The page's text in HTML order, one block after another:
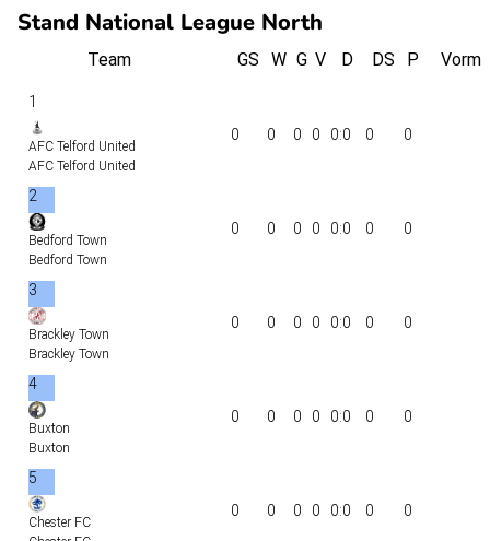
Stand National League North
Team GS W G V D DS P Vorm
1
AFC Telford United
AFC Telford United
0 0 0 0 0:0 0 0
2
Bedford Town
Bedford Town
0 0 0 0 0:0 0 0
3
Brackley Town
Brackley Town
0 0 0 0 0:0 0 0
4
Buxton
Buxton
0 0 0 0 0:0 0 0
5
Chester FC
0 0 0 0 0:0 0 0